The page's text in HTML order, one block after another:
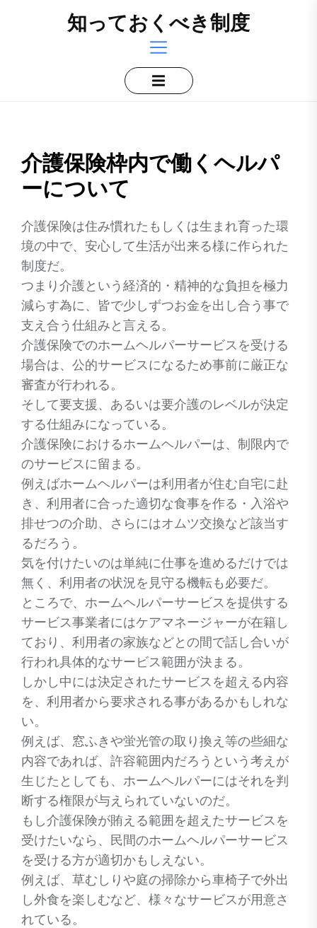
知っておくべき制度
介護保険枠内で働くヘルパ
ーについて
介護保険は住み慣れたもしくは生まれ育った環
境の中で、安心して生活が出来る様に作られた
制度だ。
つまり介護という経済的・精神的な負担を極力
減らす為に、皆で少しずつお金を出し合う事で
支え合う仕組みと言える。
介護保険でのホームヘルパーサービスを受ける
場合は、公的サービスになるため事前に厳正な
審査が行われる。
そして要支援、あるいは要介護のレベルが決定
する仕組みになっている。
介護保険におけるホームヘルパーは、制限内で
のサービスに留まる。
例えばホームヘルパーは利用者が住む自宅に赴
き、利用者に合った適切な食事を作る・入浴や
排せつの介助、さらにはオムツ交換など該当す
るだろう。
気を付けたいのは単純に仕事を進めるだけでは
無く、利用者の状況を見守る機転も必要だ。
ところで、ホームヘルパーサービスを提供する
サービス事業者にはケアマネージャーが在籍し
ており、利用者の家族などとの間で話し合いが
行われ具体的なサービス範囲が決まる。
しかし中には決定されたサービスを超える内容
を、利用者から要求される事があるかもしれな
い。
例えば、窓ふきや蛍光管の取り換え等の些細な
内容であれば、許容範囲内だろうという考えが
生じたとしても、ホームヘルパーにはそれを判
断する権限が与えられていないのだ。
もし介護保険が賄える範囲を超えたサービスを
受けたいなら、民間のホームヘルパーサービス
を受ける方が適切かもしえない。
例えば、草むしりや庭の掃除から車椅子で外出
し外食を楽しむなど、様々なサービスが用意さ
れている。